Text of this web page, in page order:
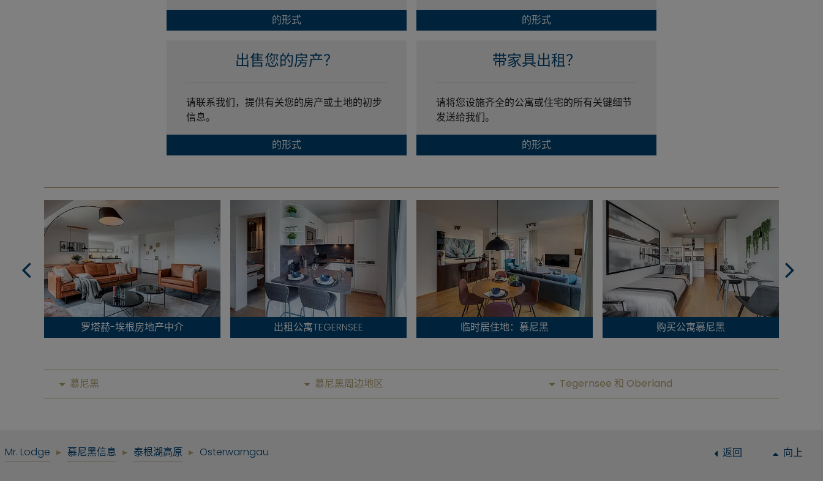
的形式
的形式
出售您的房产？
请联系我们，提供有关您的房产或土地的初步
信息。
的形式
带家具出租？
请将您设施齐全的公寓或住宅的所有关键细节
发送给我们。
的形式
罗塔赫-埃根房地产中介 出租公寓TEGERNSEE 临时居住地：慕尼黑 购买公寓慕尼黑
慕尼黑 慕尼黑周边地区 Tegernsee 和 Oberland
Mr. Lodge 慕尼黑信息 泰根湖高原 Osterwarngau 返回 向上